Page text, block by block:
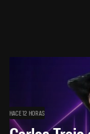
HACE 12 HORAS